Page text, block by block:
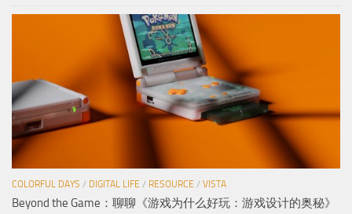
COLORFUL DAYS / DIGITAL LIFE / RESOURCE / VISTA
Beyond the Game：聊聊《游戏为什么好玩：游戏设计的奥秘》